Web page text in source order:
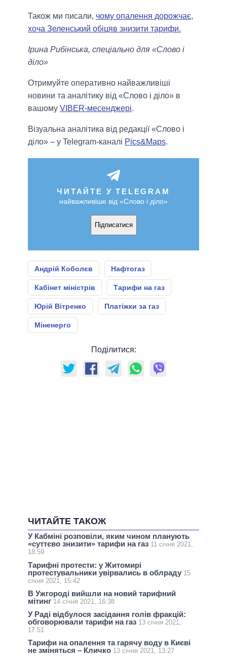
Також ми писали, чому опалення дорожчає,
хоча Зеленський обіцяв знизити тарифи.
Ірина Рибінська, спеціально для «Слово і
діло»
Отримуйте оперативно найважливіші
новини та аналітику від «Слово і діло» в
вашому VIBER-месенджері.
Візуальна аналітика від редакції «Слово і
діло» – у Telegram-каналі Pics&Maps.
ЧИТАЙТЕ У TELEGRAM
найважливіше від «Слово і діло»
Підписатися
Андрій Коболєв Нафтогаз
Кабінет міністрів Тарифи на газ
Юрій Вітренко Платіжки за газ
Міненерго
Поділитися:
ЧИТАЙТЕ ТАКОЖ
У Кабміні розповіли, яким чином планують
«суттєво знизити» тарифи на газ 11 січня 2021,
18:59
Тарифні протести: у Житомирі
протестувальники увірвались в облраду 15
січня 2021, 15:42
В Ужгороді вийшли на новий тарифний
мітинг 14 січня 2021, 16:38
У Раді відбулося засідання голів фракцій:
обговорювали тарифи на газ 13 січня 2021,
17:51
Тарифи на опалення та гарячу воду в Києві
не зміняться – Кличко 13 січня 2021, 13:27